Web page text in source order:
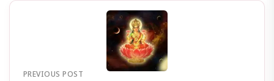
PREVIOUS POST